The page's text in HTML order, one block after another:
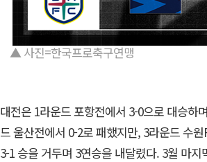
▲ 사진=한국프로축구연맹
대전은 1라운드 포항전에서 3-0으로 대승하
드 울산전에서 0-2로 패했지만, 3라운드 수
3-1 승을 거두며 3연승을 내달렸다. 3월 마